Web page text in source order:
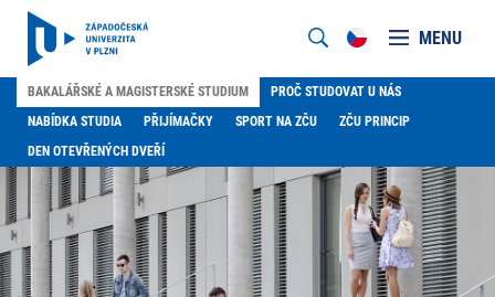
MENU
BAKALÁŘSKÉ A MAGISTERSKÉ STUDIUM
PROČ STUDOVAT U NÁS
NABÍDKA STUDIA
PŘIJÍMAČKY SPORT NA ZČU
ZČU PRINCIP
DEN OTEVŘENÝCH DVEŘÍ